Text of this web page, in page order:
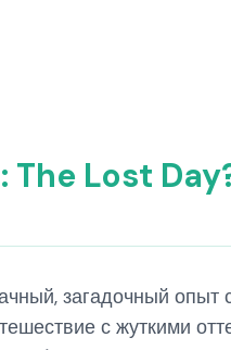
The Lost
загадочный опыт
с жуткими